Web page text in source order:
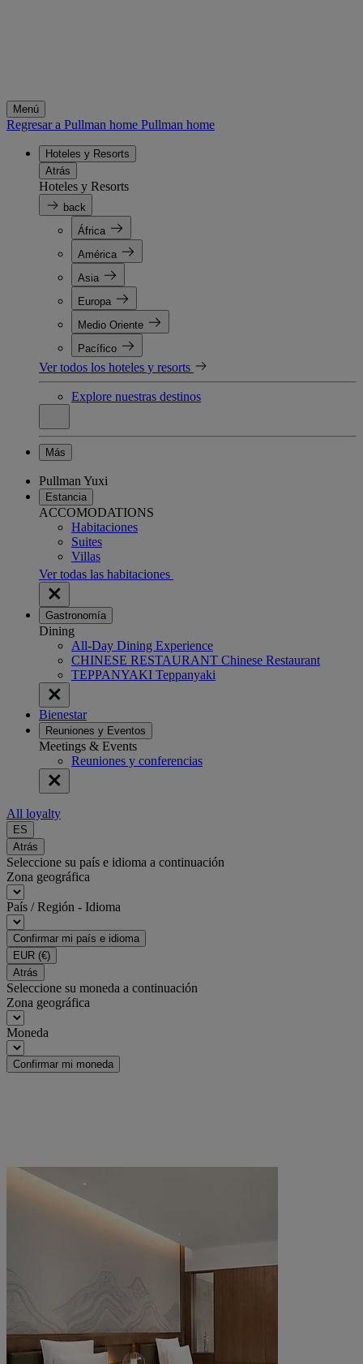
Menú
Regresar a Pullman home Pullman home
Hoteles y Resorts
Atrás
Hoteles y Resorts
back
África
América
Asia
Europa
Medio Oriente
Pacífico
Ver todos los hoteles y resorts
Explore nuestras destinos
Más
Pullman Yuxi
Estancia
ACCOMODATIONS
Habitaciones
Suites
Villas
Ver todas las habitaciones
Gastronomía
Dining
All-Day Dining Experience
CHINESE RESTAURANT Chinese Restaurant
TEPPANYAKI Teppanyaki
Bienestar
Reuniones y Eventos
Meetings & Events
Reuniones y conferencias
All loyalty
ES
Atrás
Seleccione su país e idioma a continuación
Zona geográfica
País / Región - Idioma
Confirmar mi país e idioma
EUR (€)
Atrás
Seleccione su moneda a continuación
Zona geográfica
Moneda
Confirmar mi moneda